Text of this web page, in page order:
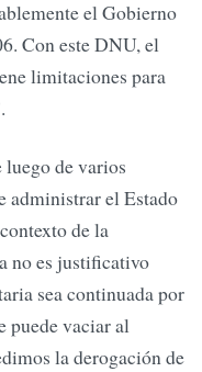
el Gobierno
Con este DNU, el
limitaciones para
de varios
administrar el Estado
de la
no es justificativo
sea continuada por
puede vaciar al
la derogación de